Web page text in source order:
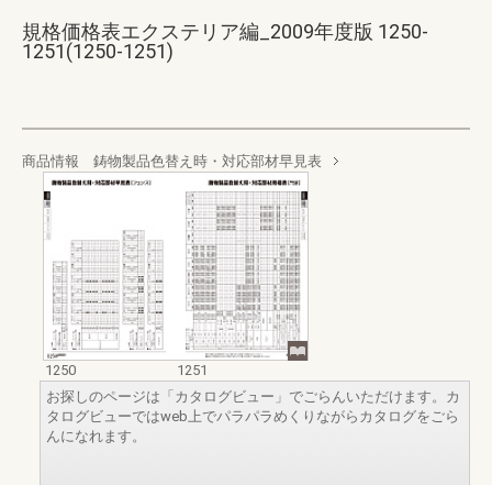
規格価格表エクステリア編_2009年度版 1250-
1251(1250-1251)
商品情報 鋳物製品色替え時・対応部材早見表
1250
1251
お探しのページは「カタログビュー」でごらんいただけます。カ
タログビューではweb上でパラパラめくりながらカタログをごら
んになれます。